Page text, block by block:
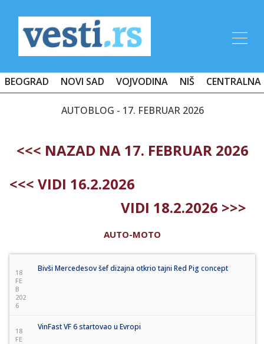
BEOGRAD NOVI SAD VOJVODINA NIŠ CENTRALNA
AUTOBLOG - 17. FEBRUAR 2026
<<< NAZAD NA 17. FEBRUAR 2026
<<< VIDI 16.2.2026
VIDI 18.2.2026 >>>
AUTO-MOTO
18
FE
B
202
6
Bivši Mercedesov šef dizajna otkrio tajni Red Pig concept
18
FE
VinFast VF 6 startovao u Evropi